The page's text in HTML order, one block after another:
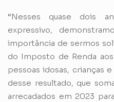
“Nesses quase dois
expressivo,
importância de sermos
do Imposto de Renda
pessoas idosas, crianças
desse resultado, que
arrecadados em 2023